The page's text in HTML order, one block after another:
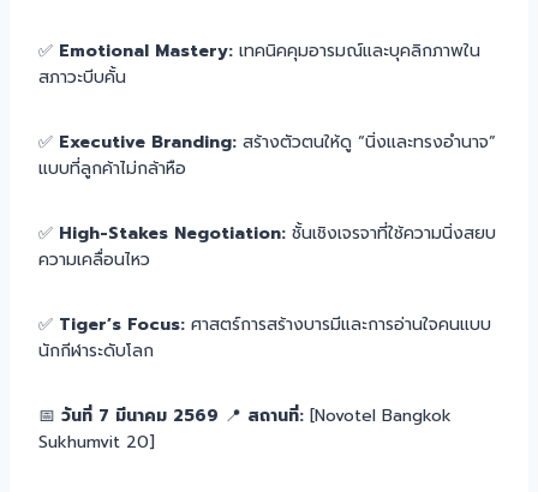
✅ Emotional Mastery: เทคนิคคุมอารมณ์และบุคลิกภาพใน
สภาวะบีบคั้น
✅ Executive Branding: สร้างตัวตนให้ดู “นิ่งและทรงอำนาจ”
แบบที่ลูกค้าไม่กล้าหือ
✅ High-Stakes Negotiation: ชั้นเชิงเจรจาที่ใช้ความนิ่งสยบ
ความเคลื่อนไหว
✅ Tiger’s Focus: ศาสตร์การสร้างบารมีและการอ่านใจคนแบบ
นักกีฬาระดับโลก
📅 วันที่ 7 มีนาคม 2569 📍 สถานที่: [Novotel Bangkok
Sukhumvit 20]